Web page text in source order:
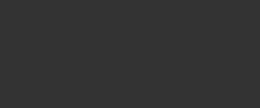
élelmezés- és élelmiszer-biztonság aktuális helyzetét,
(fenntarthatósági kihívások az agrárgazdaságban);
agrárgazdaság eszközei). A szerzők célja
Az egyes fejezetek önmagukban is megállnak,
fejezetek végén megtalálható összefoglalás és az
találják, mint az első két kötetet.
iii//